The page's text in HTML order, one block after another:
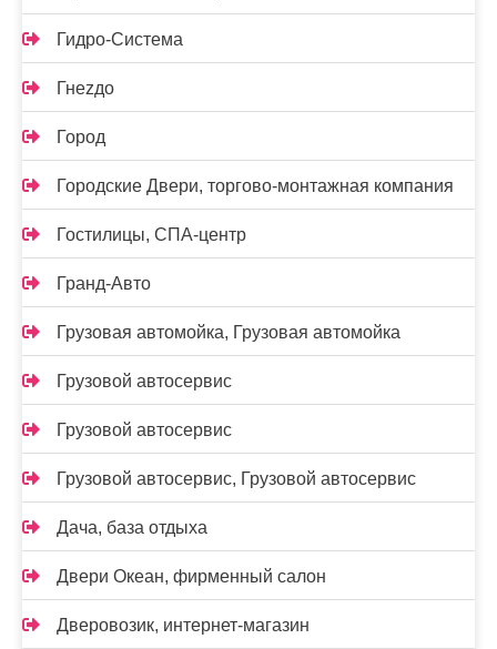
Гидро-Система
Гнеzдо
Город
Городские Двери, торгово-монтажная компания
Гостилицы, СПА-центр
Гранд-Авто
Грузовая автомойка, Грузовая автомойка
Грузовой автосервис
Грузовой автосервис
Грузовой автосервис, Грузовой автосервис
Дача, база отдыха
Двери Океан, фирменный салон
Дверовозик, интернет-магазин